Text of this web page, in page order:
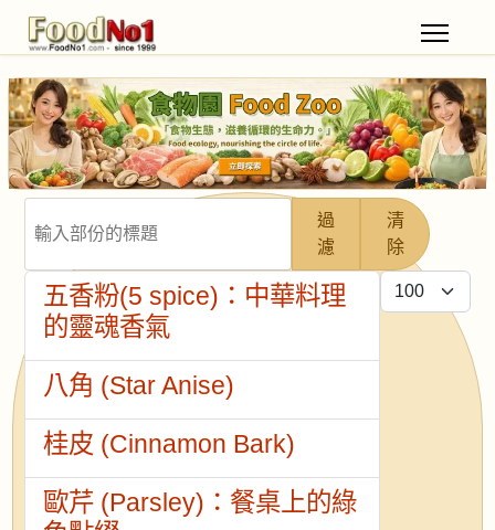
過
濾
清
除
每頁顯示條數
五香粉(5 spice)：中華料理
的靈魂香氣
八角 (Star Anise)
桂皮 (Cinnamon Bark)
歐芹 (Parsley)：餐桌上的綠